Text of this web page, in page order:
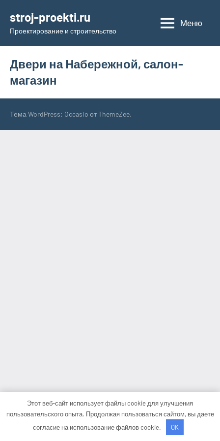
содержимому
stroj-proekti.ru
Проектирование и строительство
Меню
Двери на Набережной, салон-
магазин
Тема WordPress: Occasio от ThemeZee.
Этот веб-сайт использует файлы cookie для улучшения
пользовательского опыта. Продолжая пользоваться сайтом, вы даете
согласие на использование файлов cookie.
OK